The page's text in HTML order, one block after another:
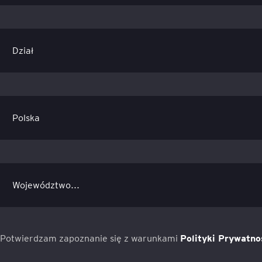
Potwierdzam zapoznanie się z warunkami Polityki